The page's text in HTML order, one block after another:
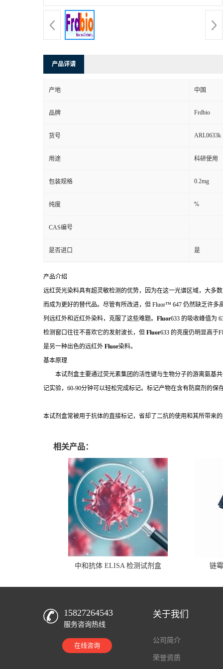
产品详请
产地 中国
品牌 Frdbio
货号 ARL0633k
用途 科研使用
包装规格 0.2mg
纯度 %
CAS编号
是否进口 是
产品介绍
远红荧光染料具有超灵敏检测的优势，因为在这一光谱区域，大多
而成为更好的替代品。尽管有所改进，但 Fluor™ 647 仍然缺乏许多
列远红外和近红外染料，克服了这些难题。 Fluor633 的吸收峰值为
检测窗口往往不喜欢它的发射波长，但 Fluor633 的亮度仍明显高于
是另一种出色的远红外 Fluor染料。
基本原理
本试剂盒主要通过荧光素集团的活性键与生物分子的游离氨基
记实验， 60-90分钟可以轻松完成标记。标记产物在含有防腐剂的保
本试剂盒常被用于抗体的直接标记，省却了二抗的使用和其所带来
相关产品：
中和抗体 ELISA 检测试剂盒 链
15827264543
服务咨询热线
在线咨询
关于我们
公司简介
荣誉资质